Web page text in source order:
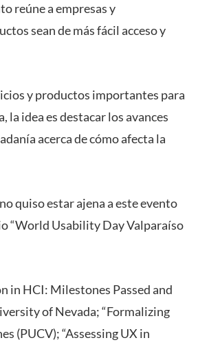
reúne a empresas y
sean de más fácil acceso y
y productos importantes para
la idea es destacar los avances
acerca de cómo afecta la
quiso estar ajena a este evento
“World Usability Day Valparaíso
in HCI: Milestones Passed and
of Nevada; “Formalizing
(PUCV); “Assessing UX in